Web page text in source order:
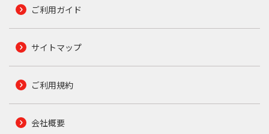
ご利用ガイド
サイトマップ
ご利用規約
会社概要